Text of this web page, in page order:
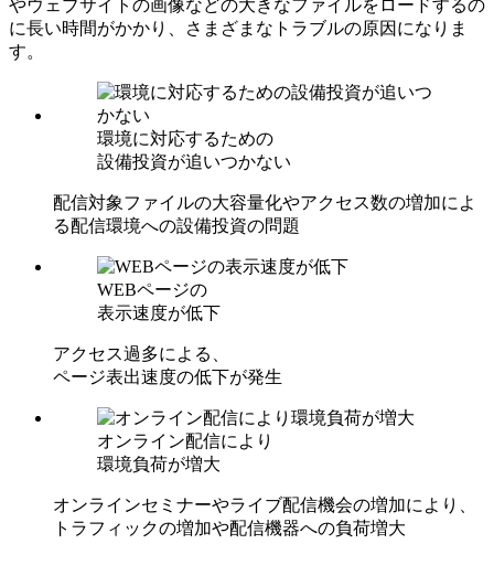
やウェブサイトの画像などの⼤きなファイルをロードするの
に⻑い時間がかかり、さまざまなトラブルの原因になりま
す。
環境に対応するための
設備投資が追いつかない
配信対象ファイルの大容量化やアクセス数の増加によ
る配信環境への設備投資の問題
WEBページの
表示速度が低下
アクセス過多による、
ページ表出速度の低下が発生
オンライン配信により
環境負荷が増大
オンラインセミナーやライブ配信機会の増加により、
トラフィックの増加や配信機器への負荷増大